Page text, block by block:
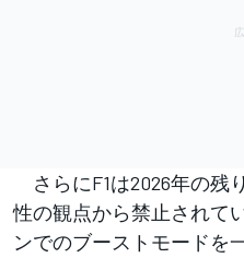
さらにF1は2026年の残
性の観点から禁止されて
ンでのブーストモードを